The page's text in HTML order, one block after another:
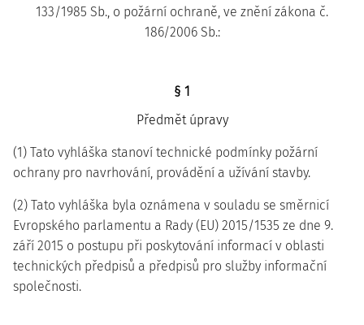
133/1985 Sb., o požární ochraně, ve znění zákona č.
186/2006 Sb.:
§ 1
Předmět úpravy
(1) Tato vyhláška stanoví technické podmínky požární
ochrany pro navrhování, provádění a užívání stavby.
(2) Tato vyhláška byla oznámena v souladu se směrnicí
Evropského parlamentu a Rady (EU) 2015/1535 ze dne 9.
září 2015 o postupu při poskytování informací v oblasti
technických předpisů a předpisů pro služby informační
společnosti.